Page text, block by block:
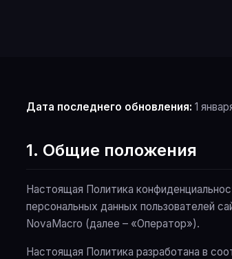
Дата последнего обновления: 1
1. Общие положения
Настоящая Политика
персональных данных пользователей
NovaMacro (далее – «Оператор»).
Настоящая Политика разработана в